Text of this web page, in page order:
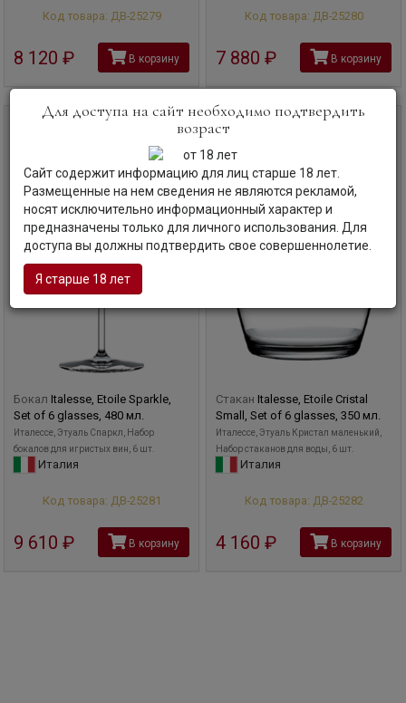
Код товара: ДВ-25279
8 120 руб В корзину
Код товара: ДВ-25280
7 880 руб В корзину
Бокал Italesse, Etoile Sparkle,
Set of 6 glasses, 480 мл.
Италессе, Этуаль Спаркл, Набор
бокалов для игристых вин, 6 шт.
Италия
Код товара: ДВ-25281
9 610 руб В корзину
Стакан Italesse, Etoile Cristal
Small, Set of 6 glasses, 350 мл.
Италессе, Этуаль Кристал маленький,
Набор стаканов для воды, 6 шт.
Италия
Код товара: ДВ-25282
4 160 руб В корзину
Для доступа на сайт необходимо подтвердить
возраст
Сайт содержит информацию для лиц старше 18 лет.
Размещенные на нем сведения не являются рекламой,
носят исключительно информационный характер и
предназначены только для личного использования. Для
доступа вы должны подтвердить свое совершеннолетие.
Я старше 18 лет